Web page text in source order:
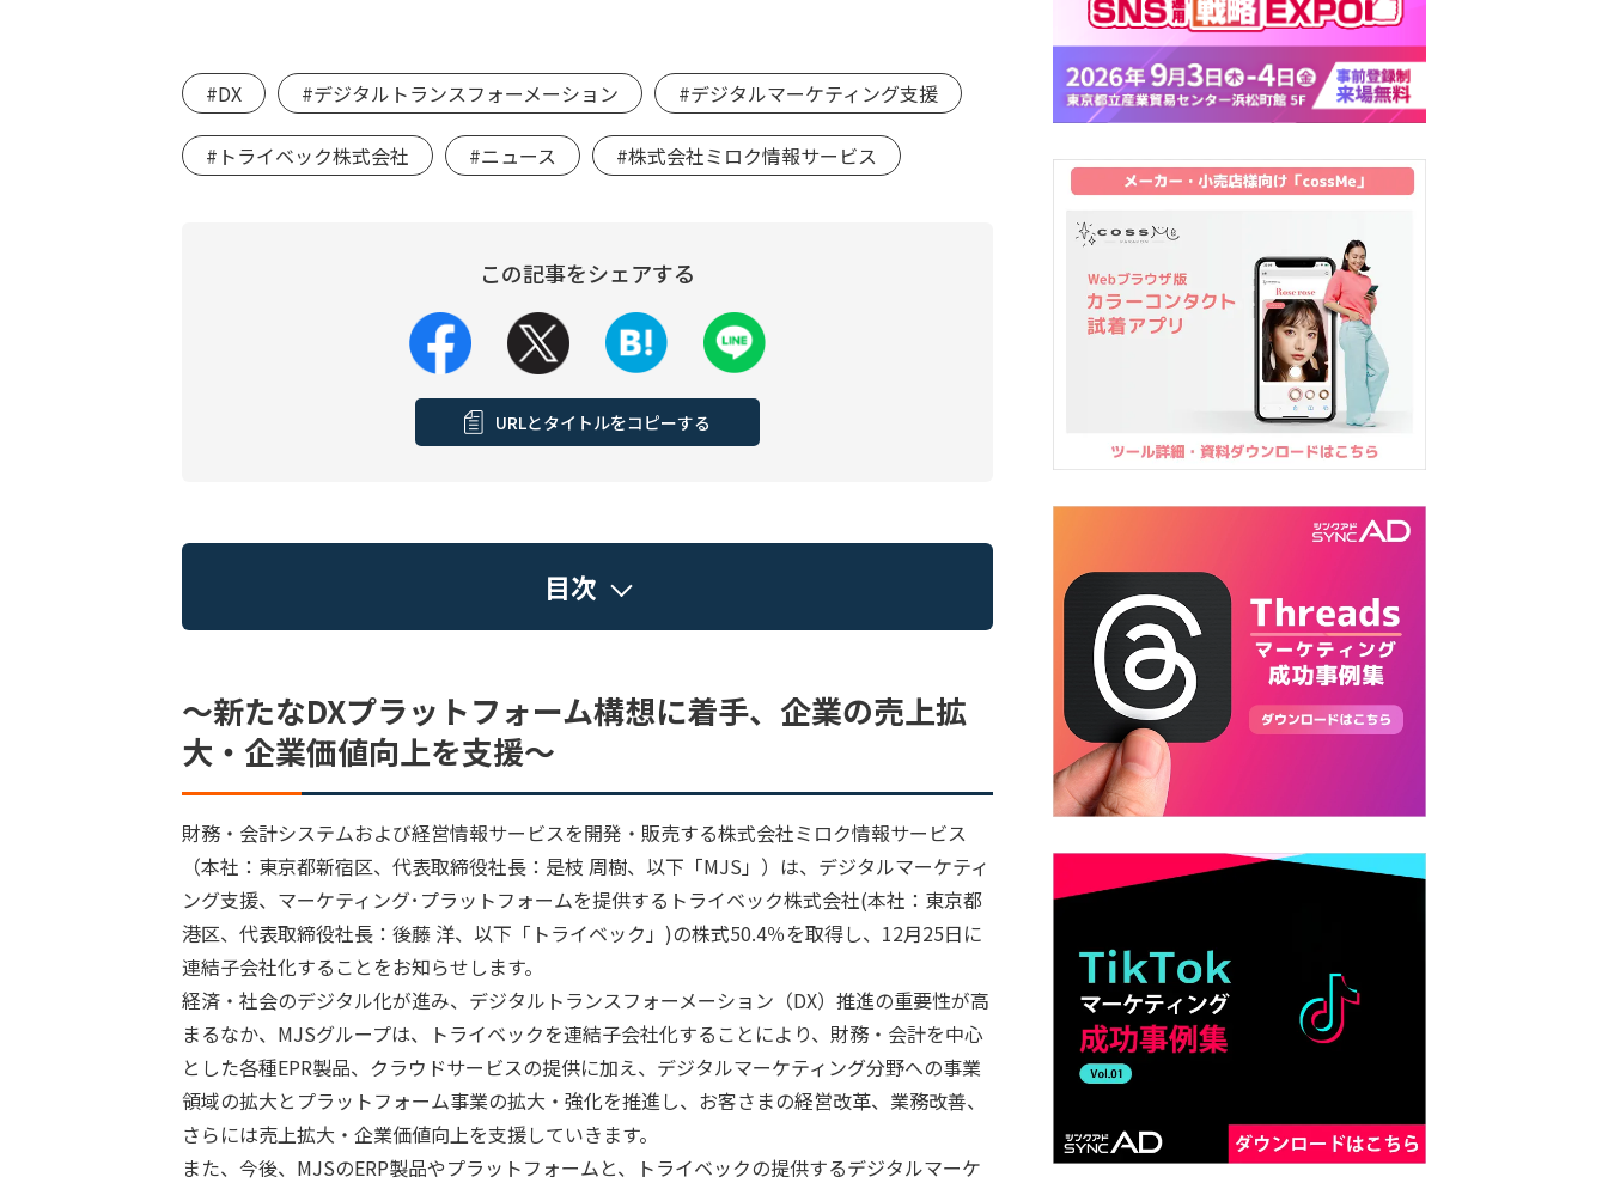
#DX #デジタルトランスフォーメーション #デジタルマーケティング支援
#トライベック株式会社 #ニュース #株式会社ミロク情報サービス
この記事をシェアする
URLとタイトルをコピーする
目次
～新たなDXプラットフォーム構想に着手、企業の売上拡
大・企業価値向上を支援～
財務・会計システムおよび経営情報サービスを開発・販売する株式会社ミロク情報サービス
（本社：東京都新宿区、代表取締役社長：是枝 周樹、以下「MJS」）は、デジタルマーケティ
ング支援、マーケティング･プラットフォームを提供するトライベック株式会社(本社：東京都
港区、代表取締役社長：後藤 洋、以下「トライベック」)の株式50.4％を取得し、12月25日に
連結子会社化することをお知らせします。
経済・社会のデジタル化が進み、デジタルトランスフォーメーション（DX）推進の重要性が高
まるなか、MJSグループは、トライベックを連結子会社化することにより、財務・会計を中心
とした各種EPR製品、クラウドサービスの提供に加え、デジタルマーケティング分野への事業
領域の拡大とプラットフォーム事業の拡大・強化を推進し、お客さまの経営改革、業務改善、
さらには売上拡大・企業価値向上を支援していきます。
また、今後、MJSのERP製品やプラットフォームと、トライベックの提供するデジタルマーケ